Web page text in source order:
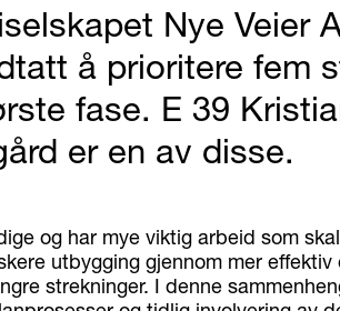
Nye Veier
å prioritere fem
fase. E 39
er en av disse.
og har mye viktig arbeid som
utbygging gjennom mer
strekninger. I denne